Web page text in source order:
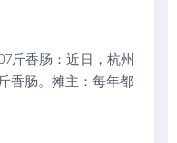
斤香肠：近日，杭州
香肠。摊主：每年都